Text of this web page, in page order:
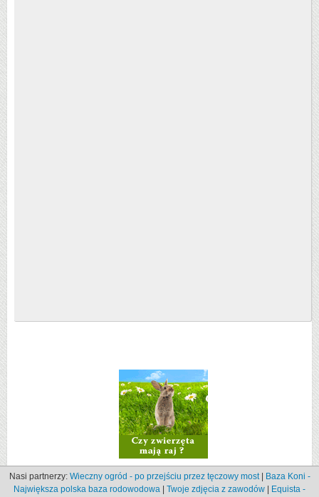
Nasi partnerzy: Wieczny ogród - po przejściu przez tęczowy most|
Baza Koni -
Największa polska baza rodowodowa
Twoje zdjęcia z zawodów Equista -